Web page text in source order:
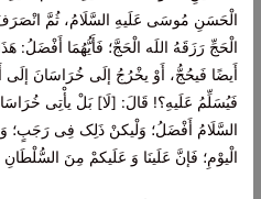
الْحَسَنِ مُوسَی عَلَیهِ السَّلَامُ، ثُمَّ
الْحَجِّ رَزَقَهُ اللَه الْحَجَّ؛ فَأَيُّهُمَا أَفْضَلُ:
أَیضًا فَیحُجُّ، أَوْ یخْرُجُ إلَی خُرَاسَانَ
فَيُسَلِّمُ عَلَیهِ؟! قَالَ: [لَا] بَلْ یأْتِی
السَّلَامُ أَفْضَلُ؛ وَلْیکنْ ذَلِک فِی رَجَبٍ؛ وَ
الْیوْمِ؛ فَإنَّ عَلَینَا وَ عَلَیکمْ مِنَ